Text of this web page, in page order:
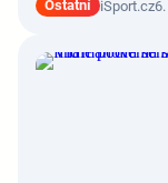
Ostatní iSport.cz